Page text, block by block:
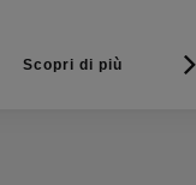
Scopri di più